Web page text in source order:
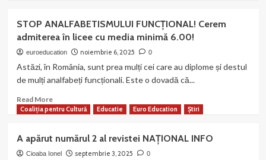
apărut
numărul
91
al
MAGAZIN
STOP ANALFABETISMULUI FUNCȚIONAL! Cerem
admiterea în licee cu media minimă 6.00!
euroeducation noiembrie 6, 2025 0
Astăzi, în România, sunt prea mulți cei care au diplome și destul
de mulți analfabeți funcționali. Este o dovadă că...
Read MoreRead
more
ANALFABETISMULUI
FUNCȚIONAL!
Coaliția pentru Cultură Educatie Euro Education Știri
A apărut numărul 2 al revistei NAȚIONAL INFO
Cioaba Ionel septembrie 3, 2025 0